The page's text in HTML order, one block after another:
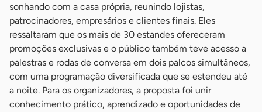
sonhando com a casa própria, reunindo lojistas,
patrocinadores, empresários e clientes finais. Eles
ressaltaram que os mais de 30 estandes ofereceram
promoções exclusivas e o público também teve acesso a
palestras e rodas de conversa em dois palcos simultâneos,
com uma programação diversificada que se estendeu até
a noite. Para os organizadores, a proposta foi unir
conhecimento prático, aprendizado e oportunidades de